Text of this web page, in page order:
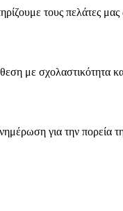
τους πελάτες
με σχολαστικότητα
για την πορεία